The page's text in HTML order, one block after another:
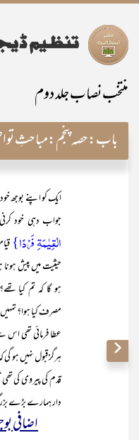
منتخب نصاب جلد دوم
باب:حصہ پنجم:مباحثِ
ایک کو اپنے بوجھ
جواب دہی خود
الۡقِیٰمَۃِ فَرۡدًا}
حیثیت میں پیش ہونا
ہو گا کہ تم کیا
مصرف کیا ہوا؟
عطا فرمائی تھی اس
ہرگز قبول نہیں ہو
قدم کی پیروی کی
دار ہمارے بڑے
اضافی